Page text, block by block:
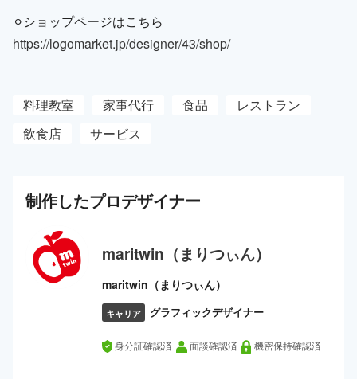
⚪︎ショップページはこちら
https://logomarket.jp/designer/43/shop/
料理教室 家事代行 食品
レストラン
飲食店
サービス
制作したプロデザイナー
maritwin（まりつぃん）
maritwin（まりつぃん）
キャリア グラフィックデザイナー
身分証確認済 面談確認済 機密保持確認済